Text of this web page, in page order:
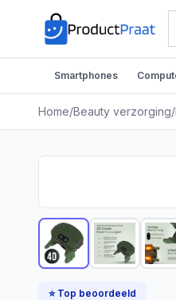
Smartphones
Home/Beauty verzorging/
⭐ Top beoordeeld